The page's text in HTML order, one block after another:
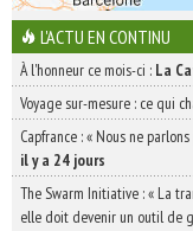
L'ACTU EN CONTINU
À l'honneur ce mois-ci : La
Voyage sur-mesure : ce qui
Capfrance : « Nous ne
il y a 24 jours
The Swarm Initiative : « La
elle doit devenir un outil de